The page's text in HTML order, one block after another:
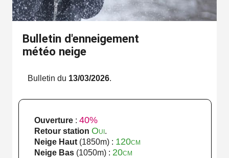
Bulletin d'enneigement
météo neige
Bulletin du 13/03/2026.
Ouverture: 40%
Retour station Oui.
Neige Haut(1850m) : 120cm
Neige Bas(1050m) : 20cm